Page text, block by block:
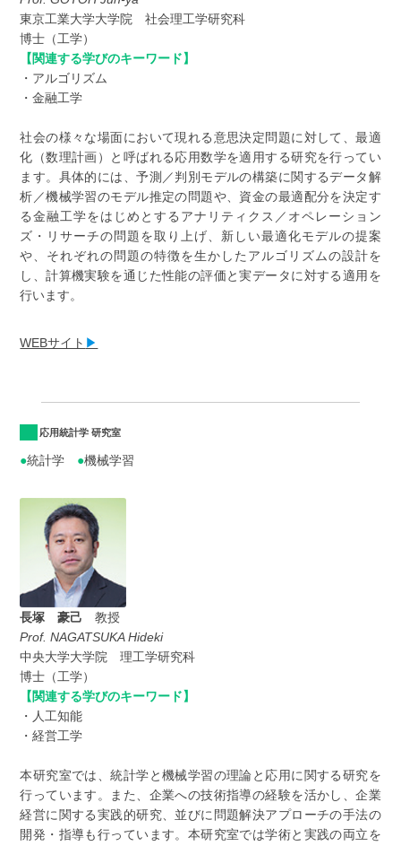
東京工業大学大学院 社会理工学研究科
博士（工学）
【関連する学びのキーワード】
・アルゴリズム
・金融工学
社会の様々な場面において現れる意思決定問題に対して、最適
化（数理計画）と呼ばれる応用数学を適用する研究を行ってい
ます。具体的には、予測／判別モデルの構築に関するデータ解
析／機械学習のモデル推定の問題や、資金の最適配分を決定す
る金融工学をはじめとするアナリティクス／オペレーション
ズ・リサーチの問題を取り上げ、新しい最適化モデルの提案
や、それぞれの問題の特徴を生かしたアルゴリズムの設計を
し、計算機実験を通じた性能の評価と実データに対する適用を
行います。
WEBサイト ▶
応用統計学 研究室
●統計学 ●機械学習
長塚 豪己 教授
Prof. NAGATSUKA Hideki
中央大学大学院 理工学研究科
博士（工学）
【関連する学びのキーワード】
・人工知能
・経営工学
本研究室では、統計学と機械学習の理論と応用に関する研究を
行っています。また、企業への技術指導の経験を活かし、企業
経営に関する実践的研究、並びに問題解決アプローチの手法の
開発・指導も行っています。本研究室では学術と実践の両立を